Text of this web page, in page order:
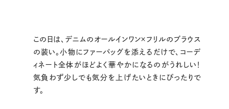
この日は、デニムのオールインワン×フリルのブラウス
の装い。小物にファーバッグを添えるだけで、コーデ
ィネート全体がほどよく華やかになるのがうれしい！
気負わず少しでも気分を上げたいときにぴったりで
す。